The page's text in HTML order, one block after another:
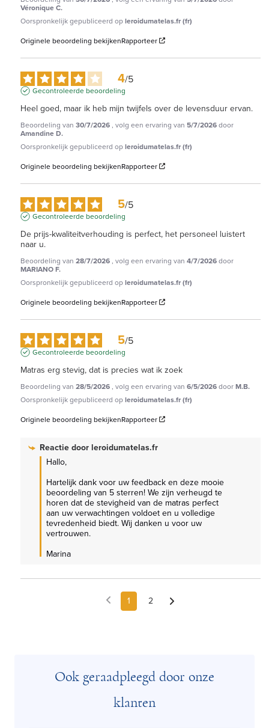
Véronique C.
Oorspronkelijk gepubliceerd opleroidumatelas.fr (fr)
Originele beoordeling bekijkenRapporteer
4/5
Gecontroleerde beoordeling
Heel goed, maar ik heb mijn twijfels over de levensduur ervan.
Beoordeling van 30/7/2026, volg een ervaring van 5/7/2026door
Amandine D.
Oorspronkelijk gepubliceerd opleroidumatelas.fr (fr)
Originele beoordeling bekijkenRapporteer
5/5
Gecontroleerde beoordeling
De prijs-kwaliteitverhouding is perfect, het personeel luistert
naar u.
Beoordeling van 28/7/2026, volg een ervaring van 4/7/2026door
MARIANO F.
Oorspronkelijk gepubliceerd opleroidumatelas.fr (fr)
Originele beoordeling bekijkenRapporteer
5/5
Gecontroleerde beoordeling
Matras erg stevig, dat is precies wat ik zoek
Beoordeling van 28/5/2026, volg een ervaring van 6/5/2026doorM.B.
Oorspronkelijk gepubliceerd opleroidumatelas.fr (fr)
Originele beoordeling bekijkenRapporteer
Reactie doorleroidumatelas.fr
Hallo,
Hartelijk dank voor uw feedback en deze mooie
beoordeling van 5 sterren! We zijn verheugd te
horen dat de stevigheid van de matras perfect
aan uw verwachtingen voldoet en u volledige
tevredenheid biedt. Wij danken u voor uw
vertrouwen.
Marina
1 2
Ook geraadpleegd door onze
klanten